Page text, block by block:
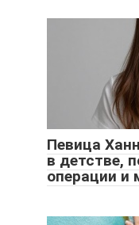
Певица
в детстве,
операции и